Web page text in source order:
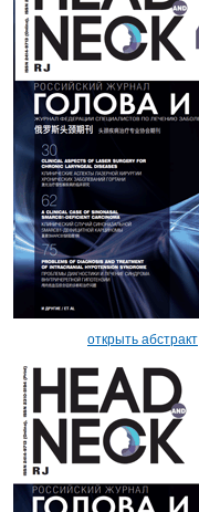
открыть абстракт